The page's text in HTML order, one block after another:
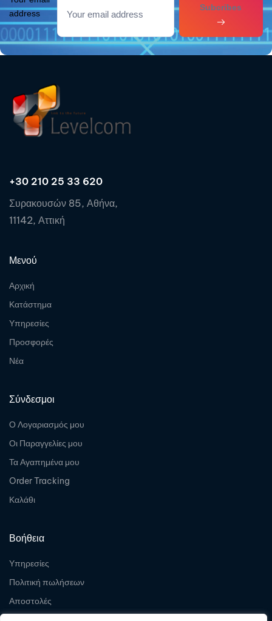
address
Subcribes
+30 210 25 33 620
Συρακουσών 85, Αθήνα,
11142, Αττική
Μενού
Αρχική
Κατάστημα
Υπηρεσίες
Προσφορές
Νέα
Σύνδεσμοι
Ο Λογαριασμός μου
Οι Παραγγελίες μου
Τα Αγαπημένα μου
Order Tracking
Καλάθι
Βοήθεια
Υπηρεσίες
Πολιτική πωλήσεων
Αποστολές